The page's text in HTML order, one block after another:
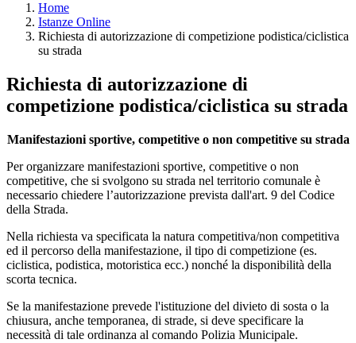
Home
Istanze Online
Richiesta di autorizzazione di competizione podistica/ciclistica
su strada
Richiesta di autorizzazione di
competizione podistica/ciclistica su strada
Manifestazioni sportive, competitive o non competitive su strada
Per organizzare manifestazioni sportive, competitive o non
competitive, che si svolgono su strada nel territorio comunale è
necessario chiedere l’autorizzazione prevista dall'art. 9 del Codice
della Strada.
Nella richiesta va specificata la natura competitiva/non competitiva
ed il percorso della manifestazione, il tipo di competizione (es.
ciclistica, podistica, motoristica ecc.) nonché la disponibilità della
scorta tecnica.
Se la manifestazione prevede l'istituzione del divieto di sosta o la
chiusura, anche temporanea, di strade, si deve specificare la
necessità di tale ordinanza al comando Polizia Municipale.